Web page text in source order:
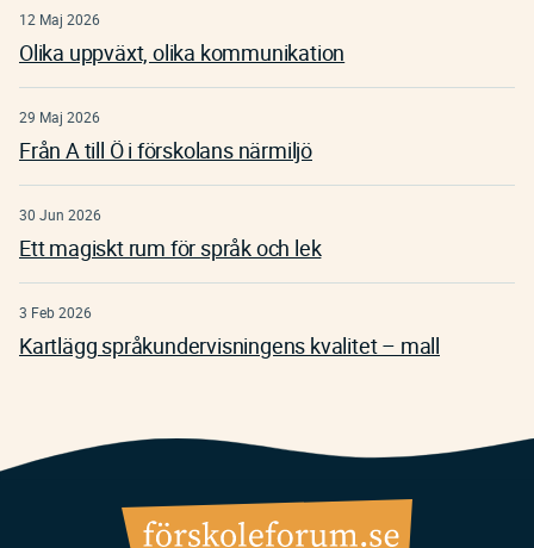
12 Maj 2026
Olika uppväxt, olika kommunikation
29 Maj 2026
Från A till Ö i förskolans närmiljö
30 Jun 2026
Ett magiskt rum för språk och lek
3 Feb 2026
Kartlägg språkundervisningens kvalitet – mall